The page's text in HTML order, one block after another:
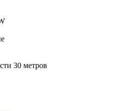
30 метров